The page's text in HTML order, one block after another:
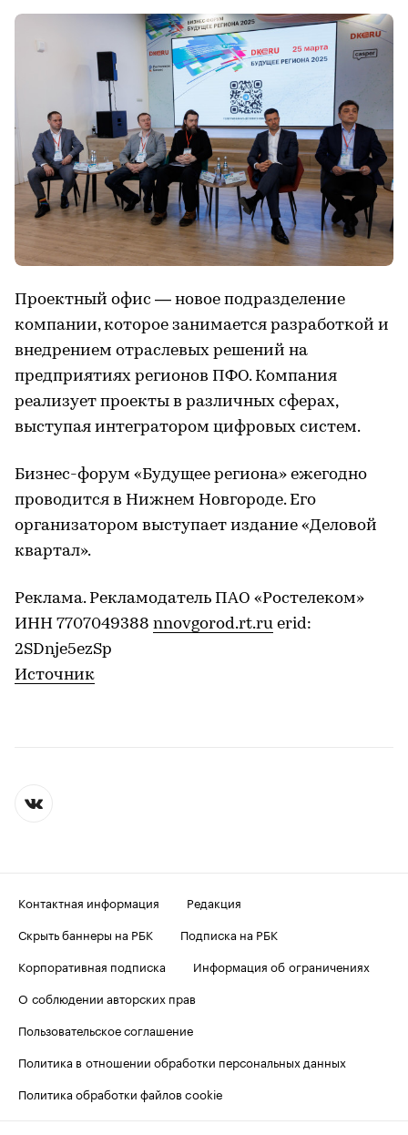
Проектный офис — новое подразделение
компании, которое занимается разработкой и
внедрением отраслевых решений на
предприятиях регионов ПФО. Компания
реализует проекты в различных сферах,
выступая интегратором цифровых систем.
Бизнес-форум «Будущее региона» ежегодно
проводится в Нижнем Новгороде. Его
организатором выступает издание «Деловой
квартал».
Реклама. Рекламодатель ПАО «Ростелеком»
ИНН 7707049388 nnovgorod.rt.ru erid:
2SDnje5ezSp
Источник
Контактная информация
Редакция
Скрыть баннеры на РБК
Подписка на РБК
Корпоративная подписка
Информация об ограничениях
О соблюдении авторских прав
Пользовательское соглашение
Политика в отношении обработки персональных данных
Политика обработки файлов cookie